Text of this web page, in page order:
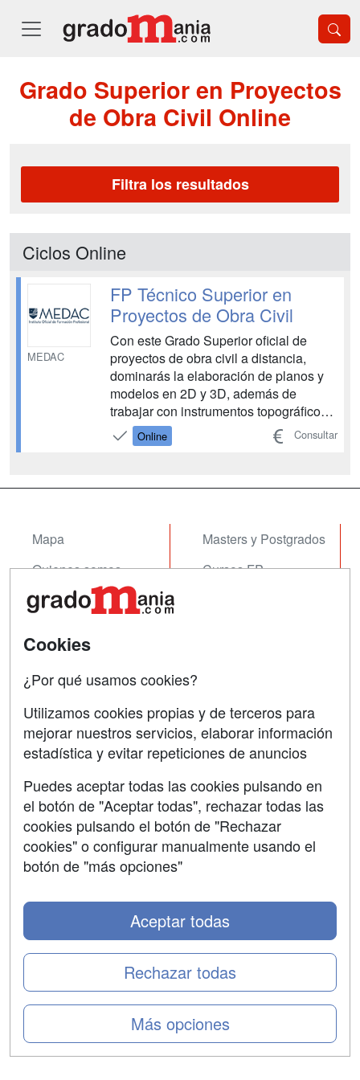
Grado Superior en Proyectos
de Obra Civil Online
Filtra los resultados
Ciclos Online
MEDAC
FP Técnico Superior en
Proyectos de Obra Civil
Con este Grado Superior oficial de
proyectos de obra civil a distancia,
dominarás la elaboración de planos y
modelos en 2D y 3D, además de
trabajar con instrumentos topográficos
de precisión para desarrollar proyectos
de infraestructuras y obras de servicio
Online Consultar
Mapa
Quienes somos
Tarifas publicidad
Masters y Postgrados
Cursos FP
Contactar
Confidencialidad
Copyleft
SÍGUENOS EN:
Cookies
¿Por qué usamos cookies?
Utilizamos cookies propias y de terceros para
mejorar nuestros servicios, elaborar información
estadística y evitar repeticiones de anuncios
Puedes aceptar todas las cookies pulsando en
el botón de "Aceptar todas", rechazar todas las
cookies pulsando el botón de "Rechazar
cookies" o configurar manualmente usando el
botón de "más opciones"
Más opciones
Rechazar todas
Aceptar todas